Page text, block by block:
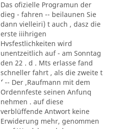
Das ofizielle Programun der
dieg - fahren -- beilaunen Sie
dann vielleiri) t auch , dasz die
erste iiihrigen
Hvsfestlichkeiten wird
unentzeitlich auf - am Sonntag
den 22 . d . Mts erlasse fand
schneller fahrt , als die zweite t
´' -- Der ,Raufmann mit dem
Ordennfeste seinen Anfunq
nehmen . auf diese
verblüffende Antwort keine
Erwiderung mehr, genommen